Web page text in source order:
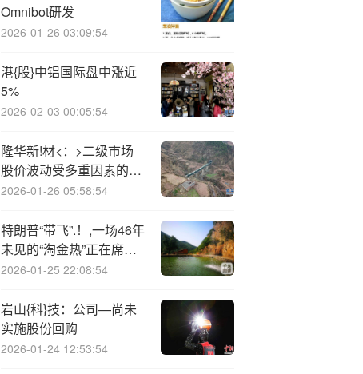
Omnibot研发
2026-01-26 03:09:54
港{股}中铝国际盘中涨近
5%
2026-02-03 00:05:54
隆华新!材<：>二级市场
股价波动受多重因素的影
响
2026-01-26 05:58:54
特朗普“带飞”.！,一场46年
未见的“淘金热”正在席卷
全球
2026-01-25 22:08:54
岩山{科}技：公司—尚未
实施股份回购
2026-01-24 12:53:54